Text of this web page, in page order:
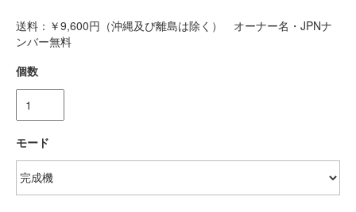
送料：￥9,600円（沖縄及び離島は除く） オーナー名・JPNナ
ンバー無料
個数
モード